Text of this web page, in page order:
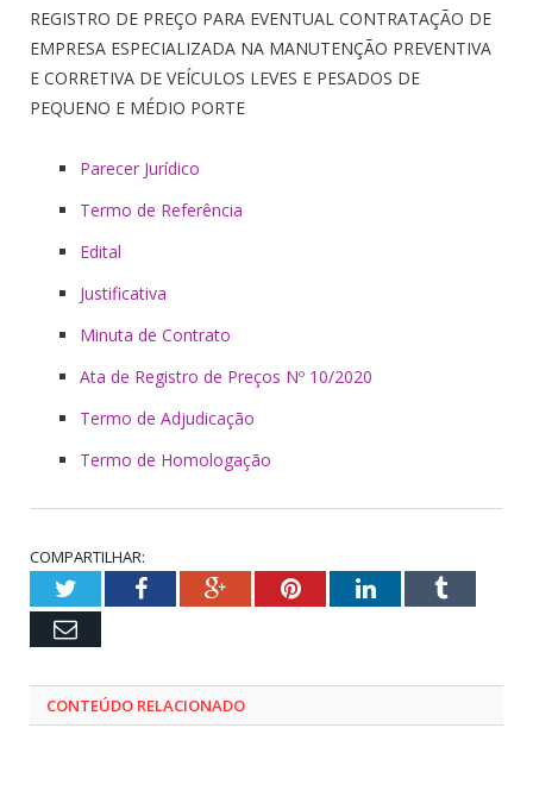
REGISTRO DE PREÇO PARA EVENTUAL CONTRATAÇÃO DE
EMPRESA ESPECIALIZADA NA MANUTENÇÃO PREVENTIVA
E CORRETIVA DE VEÍCULOS LEVES E PESADOS DE
PEQUENO E MÉDIO PORTE
Parecer Jurídico
Termo de Referência
Edital
Justificativa
Minuta de Contrato
Ata de Registro de Preços Nº 10/2020
Termo de Adjudicação
Termo de Homologação
COMPARTILHAR:
TwitterFacebookGoogle+PinterestLinkedInTumblr
Email
CONTEÚDO RELACIONADO